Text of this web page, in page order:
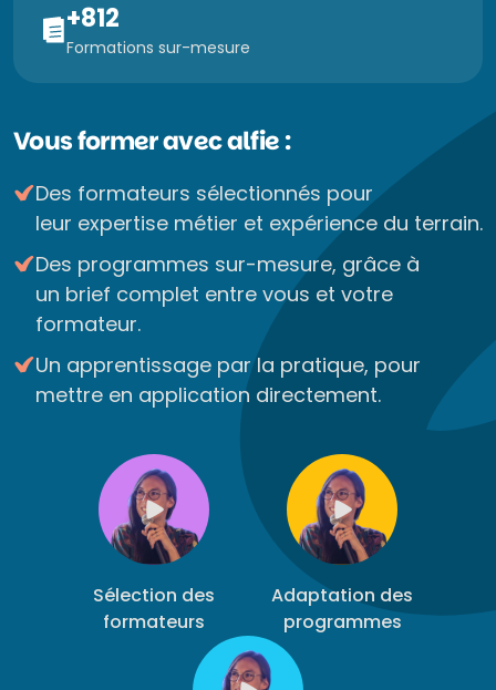
+812
Formations sur-mesure
Vous former avec alfie :
Des formateurs sélectionnés pour
leur expertise métier et expérience du terrain.
Des programmes sur-mesure, grâce à
un brief complet entre vous et votre
formateur.
Un apprentissage par la pratique, pour
mettre en application directement.
Sélection des
formateurs
Adaptation des
programmes